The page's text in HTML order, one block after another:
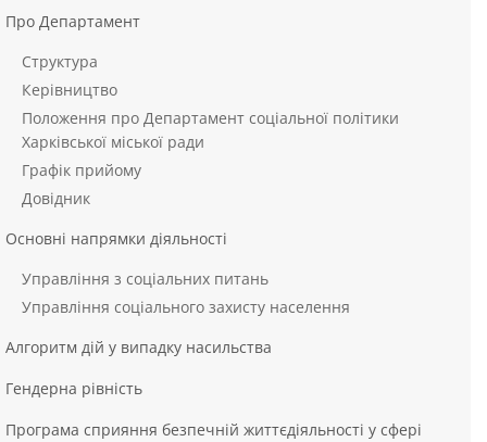
Про Департамент
Структура
Керівництво
Положення про Департамент соціальної політики
Харківської міської ради
Графік прийому
Довідник
Основні напрямки діяльності
Управління з соціальних питань
Управління соціального захисту населення
Алгоритм дій у випадку насильства
Гендерна рівність
Програма сприяння безпечній життєдіяльності у сфері